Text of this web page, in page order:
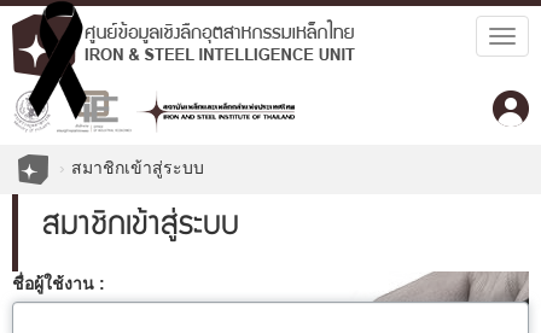
สมาชิกเข้าสู่ระบบ
สมาชิกเข้าสู่ระบบ
ชื่อผู้ใช้งาน :